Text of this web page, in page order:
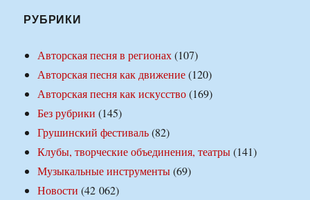
РУБРИКИ
Авторская песня в регионах(107)
Авторская песня как движение(120)
Авторская песня как искусство(169)
Без рубрики (145)
Грушинский фестиваль(82)
Клубы, творческие объединения, театры(141)
Музыкальные инструменты(69)
Новости (42 062)